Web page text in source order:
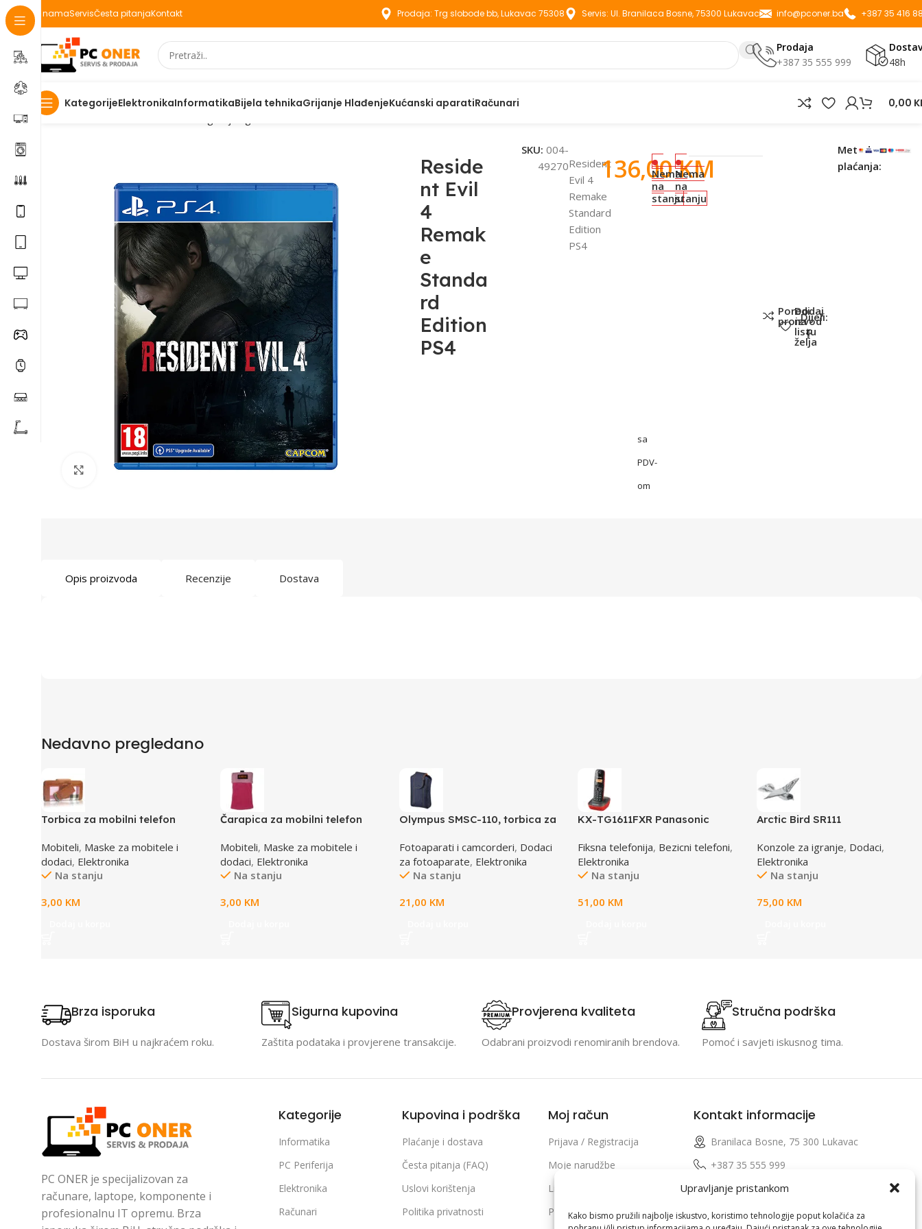
Upravljanje pristankom
Kako bismo pružili najbolje iskustvo, koristimo tehnologije poput kolačića za
O namaServisČesta pitanjaKontakt Prodaja: Trg slobode bb, Lukavac 75308 Servis: Ul. Branilaca Bosne, 75300 Lukavac info@pconer.ba +387 35 416
Prodaja
+387 35 555 999
48h
KategorijeElektronikaInformatikaBijela tehnikaGrijanje HlađenjeKućanski aparatiRačunari 0,00
Početna
Click to enlarge
Reside
nt Evil
4
Remak
e
Standa
rd
Edition
PS4
SKU: 004-
49270Resident
Evil 4
Remake
Standard
Edition
PS4
136,00KM
sa
PDV-
om
Nema
na
stanju
Nema
na
stanju
Poredi
proizvod
Dodaj
na
listu
želja
Dijeli:
Metode
plaćanja:
Opis proizvoda Recenzije Dostava
Nedavno pregledano
Torbica za mobilni telefon
Mobiteli, Maske za mobitele i
dodaci, Elektronika
Na stanju
3,00 KM
Čarapica za mobilni telefon
65x100mm
Mobiteli, Maske za mobitele i
dodaci, Elektronika
Na stanju
3,00 KM
Olympus SMSC-110, torbica za
E0412112
Fotoaparati i camcorderi, Dodaci
za fotoaparate, Elektronika
Na stanju
21,00 KM
KX-TG1611FXR Panasonic
Fiksna telefonija, Bezicni telefoni,
Elektronika
Na stanju
51,00 KM
Arctic Bird SR111
Konzole za igranje, Dodaci,
Elektronika
Na stanju
75,00 KM
Brza isporuka
Dostava širom BiH u najkraćem roku.
Sigurna kupovina
Zaštita podataka i provjerene transakcije.
Provjerena kvaliteta
Odabrani proizvodi renomiranih brendova.
Stručna podrška
Pomoć i savjeti iskusnog tima.
PC ONER je specijalizovan za
računare, laptope, komponente i
profesionalnu IT opremu. Brza
Kategorije
Informatika
PC Periferija
Elektronika
Računari
Kupovina i podrška
Plaćanje i dostava
Česta pitanja (FAQ)
Uslovi korištenja
Politika privatnosti
Moj račun
Prijava / Registracija
Moje narudžbe
Lista želja
Poređenje proizvoda
Kontakt informacije
Branilaca Bosne, 75 300 Lukavac
+387 35 555 999
info@pconer.ba
ID: 4210115760008